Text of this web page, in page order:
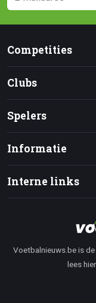
Competities
Clubs
Spelers
Informatie
Interne links
Voetbalnieuws.be is
lees